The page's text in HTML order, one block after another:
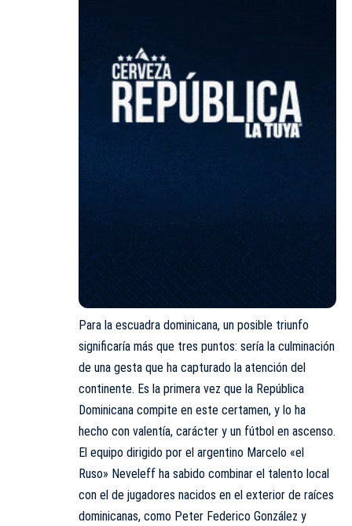
Para la escuadra dominicana, un posible triunfo
significaría más que tres puntos: sería la culminación
de una gesta que ha capturado la atención del
continente. Es la primera vez que la República
Dominicana compite en este certamen, y lo ha
hecho con valentía, carácter y un fútbol en ascenso.
El equipo dirigido por el argentino Marcelo «el
Ruso» Neveleff ha sabido combinar el talento local
con el de jugadores nacidos en el exterior de raíces
dominicanas, como Peter Federico González y